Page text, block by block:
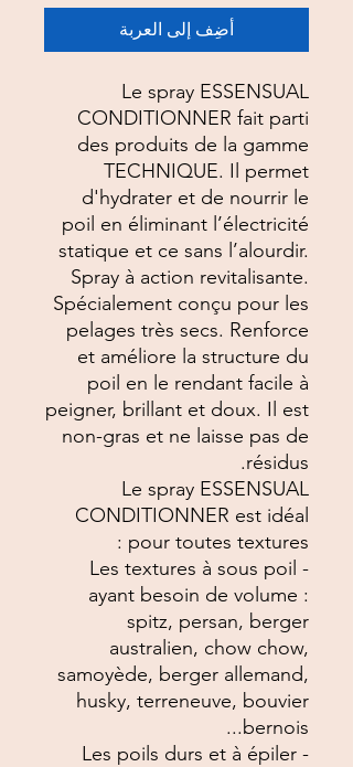
أضِف إلى العربة
Le spray ESSENSUAL
CONDITIONNER fait parti
des produits de la gamme
TECHNIQUE. Il permet
d'hydrater et de nourrir le
poil en éliminant l’électricité
statique et ce sans l’alourdir.
Spray à action revitalisante.
Spécialement conçu pour les
pelages très secs. Renforce
et améliore la structure du
poil en le rendant facile à
peigner, brillant et doux. Il est
non-gras et ne laisse pas de
résidus.
Le spray ESSENSUAL
CONDITIONNER est idéal
pour toutes textures :
- Les textures à sous poil
ayant besoin de volume :
spitz, persan, berger
australien, chow chow,
samoyède, berger allemand,
husky, terreneuve, bouvier
bernois...
- Les poils durs et à épiler